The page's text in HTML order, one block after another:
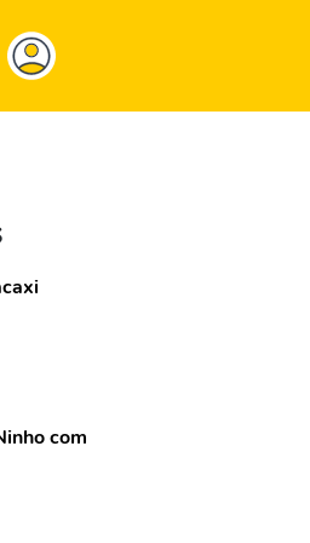
seco,
com